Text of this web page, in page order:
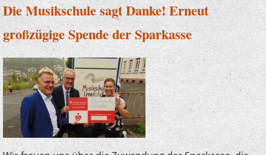
Die Musikschule sagt Danke! Erneut
großzügige Spende der Sparkasse